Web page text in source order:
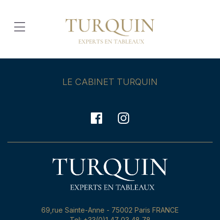
LE CABINET TURQUIN
69,rue Sainte-Anne - 75002 Paris FRANCE